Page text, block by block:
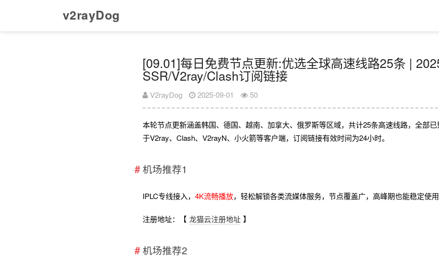
v2rayDog
[09.01]每日免费节点更新:优选全球高速线路25条 |
SSR/V2ray/Clash订阅链接
V2rayDog 2025-09-01 50
本轮节点更新涵盖韩国、德国、越南、加拿大、俄罗斯等区域，共计25条高速线路，全部
于V2ray、Clash、V2rayN、小火箭等客户端，订阅链接有效时间为24小时。
机场推荐1
IPLC专线接入，4K流畅播放，轻松解锁各类流媒体服务，节点覆盖广，高峰期也能稳定使
注册地址：【 龙猫云注册地址 】
机场推荐2